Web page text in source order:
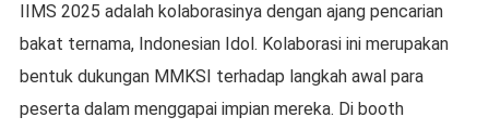
IIMS 2025 adalah kolaborasinya dengan ajang pencarian
bakat ternama, Indonesian Idol. Kolaborasi ini merupakan
bentuk dukungan MMKSI terhadap langkah awal para
peserta dalam menggapai impian mereka. Di booth